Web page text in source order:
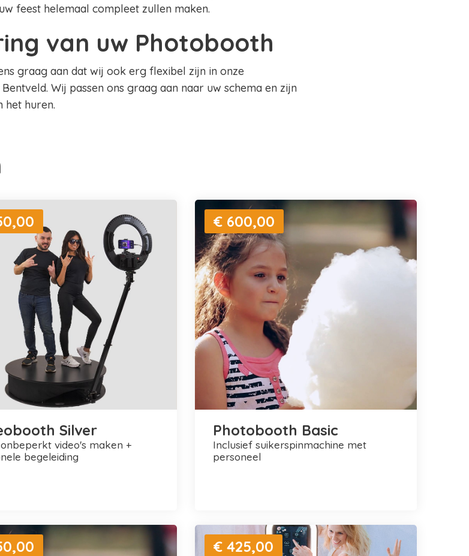
feest helemaal compleet zullen maken.
van uw Photobooth
graag aan dat wij ook erg flexibel zijn in onze
Wij passen ons graag aan naar uw schema en zijn
het huren.
Silver
begeleiding
€ 600,00
Photobooth Basic
inclusief suikerspinmachine met
personeel
€ 425,00